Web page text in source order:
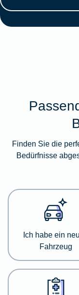
Sie
eine
verschiedene
haben
die
sich
Finden Sie die
Bedürfnisse
Ich habe ein
Fahrzeug